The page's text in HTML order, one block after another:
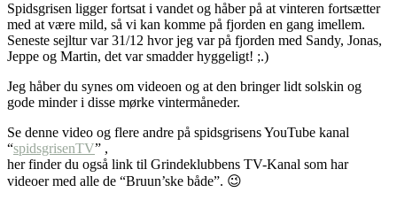
Spidsgrisen ligger fortsat i vandet og håber på at vinteren fortsætter
med at være mild, så vi kan komme på fjorden en gang imellem.
Seneste sejltur var 31/12 hvor jeg var på fjorden med Sandy, Jonas,
Jeppe og Martin, det var smadder hyggeligt! ;.)
Jeg håber du synes om videoen og at den bringer lidt solskin og
gode minder i disse mørke vintermåneder.
Se denne video og flere andre på spidsgrisens YouTube kanal
“spidsgrisenTV” ,
her finder du også link til Grindeklubbens TV-Kanal som har
videoer med alle de “Bruun’ske både”. 😉